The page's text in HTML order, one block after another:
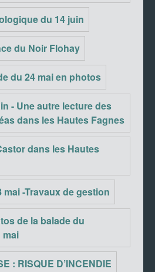
du 14 juin
du Noir Flohay
du 24 mai en photos
- Une autre lecture des
dans les Hautes Fagnes
dans les Hautes
mai -Travaux de gestion
de la balade du
mai
: RISQUE D’INCENDIE